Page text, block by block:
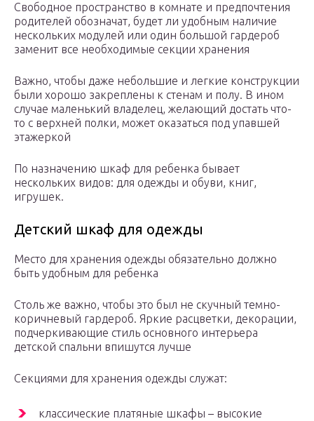
Свободное пространство в комнате и предпочтения
родителей обозначат, будет ли удобным наличие
нескольких модулей или один большой гардероб
заменит все необходимые секции хранения
Важно, чтобы даже небольшие и легкие конструкции
были хорошо закреплены к стенам и полу. В ином
случае маленький владелец, желающий достать что-
то с верхней полки, может оказаться под упавшей
этажеркой
По назначению шкаф для ребенка бывает
нескольких видов: для одежды и обуви, книг,
игрушек.
Детский шкаф для одежды
Место для хранения одежды обязательно должно
быть удобным для ребенка
Столь же важно, чтобы это был не скучный темно-
коричневый гардероб. Яркие расцветки, декорации,
подчеркивающие стиль основного интерьера
детской спальни впишутся лучше
Секциями для хранения одежды служат:
классические платяные шкафы – высокие